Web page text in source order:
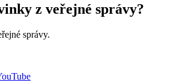
z veřejné správy?
správy.